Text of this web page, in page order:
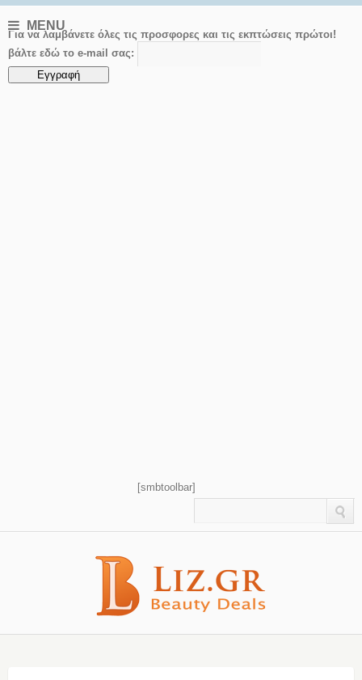
MENU
Για να λαμβάνετε όλες τις προσφορες και τις εκπτώσεις πρώτοι!
βάλτε εδώ το e-mail σας:
[smbtoolbar]